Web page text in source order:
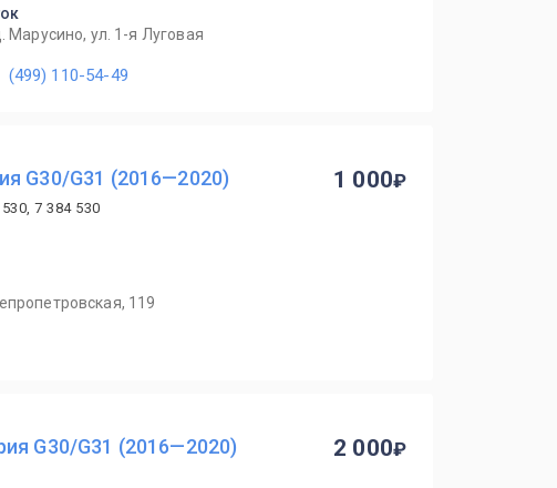
ул. 1-я Луговая
(499) 110-54-49
G30/G31 (2016—2020)
7 384 530
119
1 000
G30/G31 (2016—2020) 2 000